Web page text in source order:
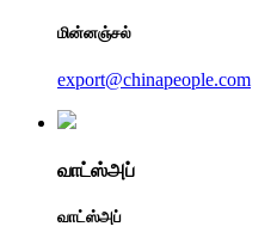
மின்னஞ்சல்
export@chinapeople.com
வாட்ஸ்அப்
வாட்ஸ்அப்